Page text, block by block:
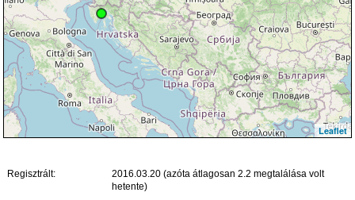
Leaflet
Regisztrált:
2016.03.20 (azóta átlagosan 2.2 megtalálása volt
hetente)